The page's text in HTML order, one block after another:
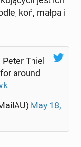
koń, małpa i
Thiel
around
May 18,